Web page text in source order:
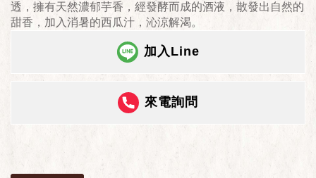
透，擁有天然濃郁芋香，經發酵而成的酒液，散發出自然的
甜香，加入消暑的西瓜汁，沁涼解渴。
加入Line
來電詢問